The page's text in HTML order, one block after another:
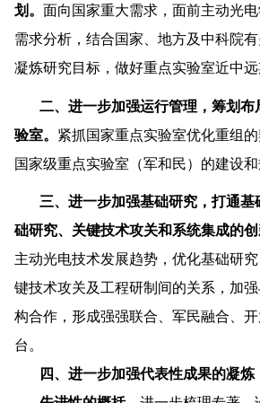
划。面向国家重大需求，面前主动光
需求分析，结合国家、地方及中科院
凝炼研究目标，做好重点实验室近中远
二、进一步加强运行管理，筹划布
验室。 紧抓国家重点实验室优化重组
国家级重点实验室（军和民）的建设和
三、进一步加强基础研究，打通基
础研究、关键技术攻关和系统集成的
主动光电技术发展趋势，优化基础研
键技术攻关及工程研制间的关系，加
构合作，形成强强联合、军民融合、
台。
四、进一步加强代表性成果的凝炼